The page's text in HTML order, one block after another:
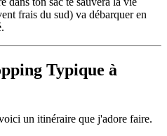
frais du sud) va débarquer en
Typique à
un itinéraire que j'adore faire.